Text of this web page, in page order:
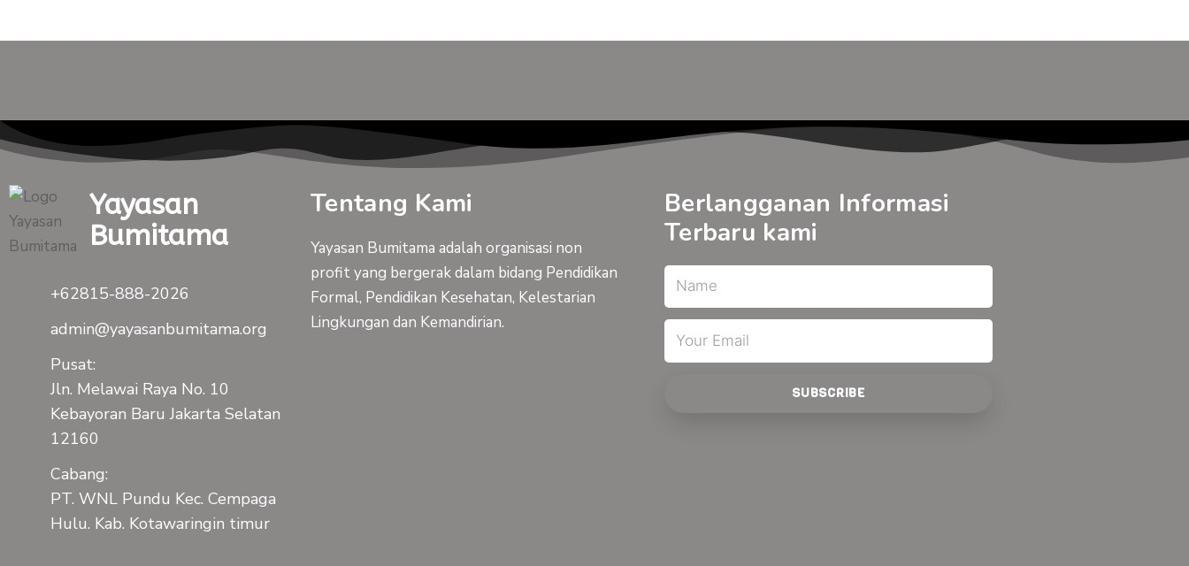
Yayasan
Bumitama
+62815-888-2026
admin@yayasanbumitama.org
Pusat:
Jln. Melawai Raya No. 10
Kebayoran Baru Jakarta Selatan
12160
Cabang:
PT. WNL Pundu Kec. Cempaga
Hulu. Kab. Kotawaringin timur
Tentang Kami
Yayasan Bumitama adalah organisasi non
profit yang bergerak dalam bidang Pendidikan
Formal, Pendidikan Kesehatan, Kelestarian
Lingkungan dan Kemandirian.
Berlangganan Informasi
Terbaru kami
Name
Email
SUBSCRIBE